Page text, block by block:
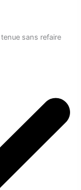
sans refaire